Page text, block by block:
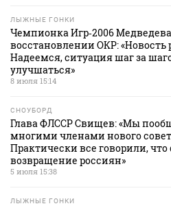
ЛЫЖНЫЕ ГОНКИ
Чемпионка Игр‑2006
восстановлении ОКР: «Новость
Надеемся, ситуация шаг за
улучшаться»
8 июля 15:14
СНОУБОРД
Глава ФЛССР Свищев: «Мы
многими членами нового
Практически все говорили, что
возвращение россиян»
5 июля 15:38
ЛЫЖНЫЕ ГОНКИ